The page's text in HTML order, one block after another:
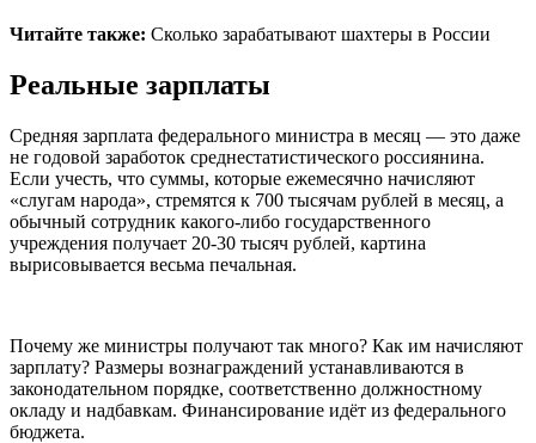
Читайте также: Сколько зарабатывают шахтеры в России
Реальные зарплаты
Средняя зарплата федерального министра в месяц — это даже
не годовой заработок среднестатистического россиянина.
Если учесть, что суммы, которые ежемесячно начисляют
«слугам народа», стремятся к 700 тысячам рублей в месяц, а
обычный сотрудник какого-либо государственного
учреждения получает 20-30 тысяч рублей, картина
вырисовывается весьма печальная.
Почему же министры получают так много? Как им начисляют
зарплату? Размеры вознаграждений устанавливаются в
законодательном порядке, соответственно должностному
окладу и надбавкам. Финансирование идёт из федерального
бюджета.